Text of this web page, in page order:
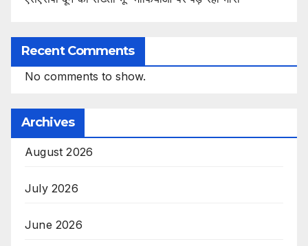
Recent Comments
No comments to show.
Archives
August 2026
July 2026
June 2026